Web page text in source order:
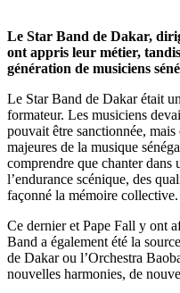
Le Star Band de Dakar,
ont appris leur métier,
génération de musiciens
Le Star Band de Dakar était
formateur. Les musiciens
pouvait être sanctionnée,
majeures de la musique
comprendre que chanter
l’endurance scénique, des
façonné la mémoire collective.
Ce dernier et Pape Fall y ont
Band a également été la
de Dakar ou l’Orchestra
nouvelles harmonies, de